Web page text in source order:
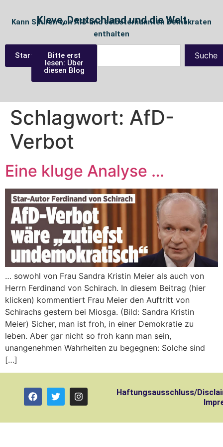
Kleve, Deutschland und die Welt
Kann Spuren von AfD und selbsternannten Demokraten
enthalten
StartseiteBitte erst
lesen: Über
diesen Blog
Suche
Schlagwort: AfD-
Verbot
Eine kluge Analyse …
… sowohl von Frau Sandra Kristin Meier als auch von
Herrn Ferdinand von Schirach. In diesem Beitrag (hier
klicken) kommentiert Frau Meier den Auftritt von
Schirachs gestern bei Miosga. (Bild: Sandra Kristin
Meier) Sicher, man ist froh, in einer Demokratie zu
leben. Aber gar nicht so froh kann man sein,
unangenehmen Wahrheiten zu begegnen: Solche sind
[…]
Haftungsausschluss/